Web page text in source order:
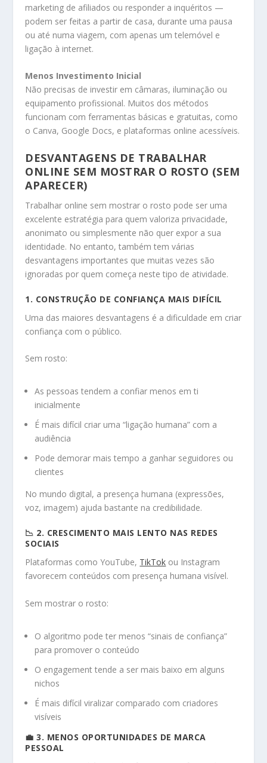
marketing de afiliados ou responder a inquéritos —
podem ser feitas a partir de casa, durante uma pausa
ou até numa viagem, com apenas um telemóvel e
ligação à internet.
Menos Investimento Inicial
Não precisas de investir em câmaras, iluminação ou
equipamento profissional. Muitos dos métodos
funcionam com ferramentas básicas e gratuitas, como
o Canva, Google Docs, e plataformas online acessíveis.
DESVANTAGENS DE TRABALHAR
ONLINE SEM MOSTRAR O ROSTO (SEM
APARECER)
Trabalhar online sem mostrar o rosto pode ser uma
excelente estratégia para quem valoriza privacidade,
anonimato ou simplesmente não quer expor a sua
identidade. No entanto, também tem várias
desvantagens importantes que muitas vezes são
ignoradas por quem começa neste tipo de atividade.
1. CONSTRUÇÃO DE CONFIANÇA MAIS DIFÍCIL
Uma das maiores desvantagens é a dificuldade em criar
confiança com o público.
Sem rosto:
As pessoas tendem a confiar menos em ti
inicialmente
É mais difícil criar uma “ligação humana” com a
audiência
Pode demorar mais tempo a ganhar seguidores ou
clientes
No mundo digital, a presença humana (expressões,
voz, imagem) ajuda bastante na credibilidade.
📉 2. CRESCIMENTO MAIS LENTO NAS REDES
SOCIAIS
Plataformas como YouTube, TikTok ou Instagram
favorecem conteúdos com presença humana visível.
Sem mostrar o rosto:
O algoritmo pode ter menos “sinais de confiança”
para promover o conteúdo
O engagement tende a ser mais baixo em alguns
nichos
É mais difícil viralizar comparado com criadores
visíveis
💼 3. MENOS OPORTUNIDADES DE MARCA
PESSOAL